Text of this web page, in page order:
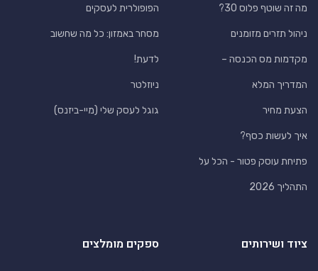
מה זה שוטף פלוס 30?
ניהול תזרים מזומנים
מקדמות מס הכנסה –
המדריך המלא
הצעת מחיר
איך לעשות כסף?
פתיחת עוסק פטור - הכל על
התהליך 2026
הפופולרית לעסקים
מסחר באמזון: כל מה שחשוב
לדעת!
ניוזלטר
גוגל לעסק שלי (מיי-ביזנס)
ציוד ושירותים ספקים מומלצים